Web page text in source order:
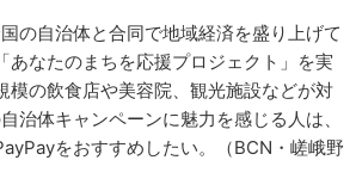
の自治体と合同で地域経済を盛り上げて
あなたのまちを応援プロジェクト」を実
模の飲食店や美容院、観光施設などが対
治体キャンペーンに魅力を感じる人は、
をおすすめしたい。（BCN・嵯峨野